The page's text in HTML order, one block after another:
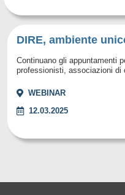
DIRE, ambiente
Continuano gli appuntamenti
professionisti, associazioni di
WEBINAR
12.03.2025